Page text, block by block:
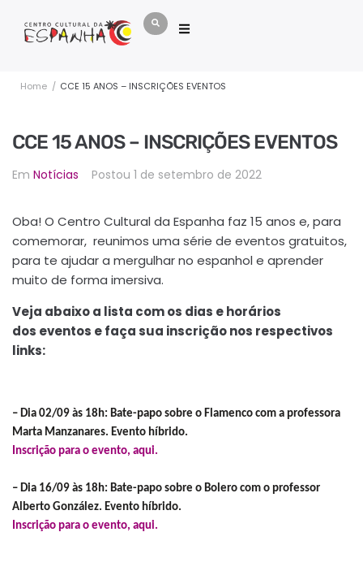
Home / CCE 15 ANOS – INSCRIÇÕES EVENTOS
CCE 15 ANOS – INSCRIÇÕES EVENTOS
Em Notícias Postou 1 de setembro de 2022
Oba! O Centro Cultural da Espanha faz 15 anos e, para
comemorar, reunimos uma série de eventos gratuitos,
para te ajudar a mergulhar no espanhol e aprender
muito de forma imersiva.
Veja abaixo a lista com os dias e horários
dos eventos e faça sua inscrição nos respectivos
links:
– Dia 02/09 às 18h: Bate-papo sobre o Flamenco com a professora
Marta Manzanares. Evento híbrido.
Inscrição para o evento, aqui.
– Dia 16/09 às 18h: Bate-papo sobre o Bolero com o professor
Alberto González. Evento híbrido.
Inscrição para o evento, aqui.